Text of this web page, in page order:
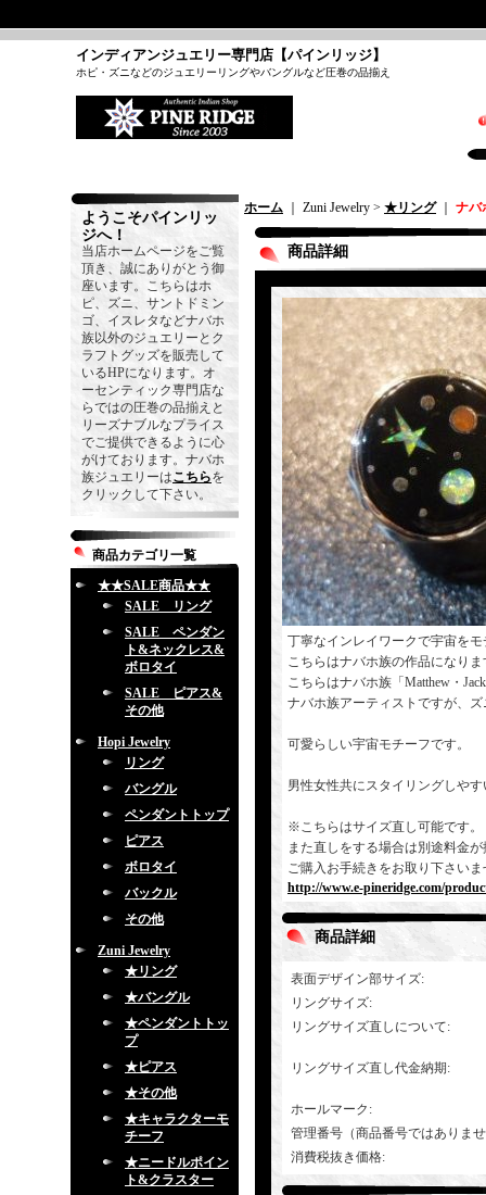
インディアンジュエリー専門店【パインリッジ】
ホピ・ズニなどのジュエリーリングやバングルなど圧巻の品揃え
ようこそパインリッ
ジへ！
当店ホームページをご覧
頂き、誠にありがとう御
座います。こちらはホ
ピ、ズニ、サントドミン
ゴ、イスレタなどナバホ
族以外のジュエリーとク
ラフトグッズを販売して
いるHPになります。オ
ーセンティック専門店な
らではの圧巻の品揃えと
リーズナブルなプライス
でご提供できるように心
がけております。ナバホ
族ジュエリーはこちらを
クリックして下さい。
商品カテゴリ一覧
★★SALE商品★★
SALE リング
SALE ペンダン
ト&ネックレス&
ボロタイ
SALE ピアス&
その他
Hopi Jewelry
リング
バングル
ペンダントトップ
ピアス
ボロタイ
バックル
その他
Zuni Jewelry
★リング
★バングル
★ペンダントトッ
プ
★ピアス
★その他
★キャラクターモ
チーフ
★ニードルポイン
ト&クラスター
ホーム ｜ Zuni Jewelry > ★リング｜ ナ
商品詳細
丁寧なインレイワークで宇宙を
こちらはナバホ族の作品になりま
こちらはナバホ族「Matthew・
ナバホ族アーティストですが、
可愛らしい宇宙モチーフです。
男性女性共にスタイリングしや
※こちらはサイズ直し可能です
また直しをする場合は別途料金
ご購入お手続きをお取り下さいま
http://www.e-pineridge.com/
商品詳細
表面デザイン部サイズ:
リングサイズ:
リングサイズ直しについて:
リングサイズ直し代金納期:
ホールマーク :
管理番号（商品番号ではありま
消費税抜き価格: